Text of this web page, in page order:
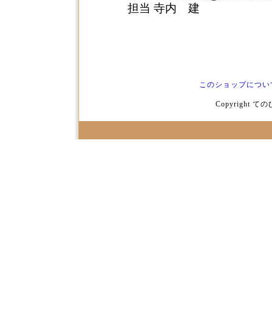
担当 寺内 建
このショップについ
Copyright ての